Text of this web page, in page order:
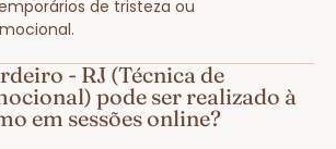
de tristeza ou
- RJ (Técnica de
pode ser realizado à
em sessões online?